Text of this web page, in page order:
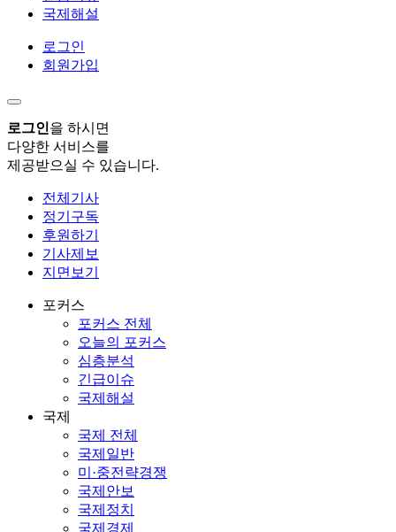
국제해설
로그인
회원가입
로그인을 하시면
다양한 서비스를
제공받으실 수 있습니다.
전체기사
정기구독
후원하기
기사제보
지면보기
포커스
포커스 전체
오늘의 포커스
심층분석
긴급이슈
국제해설
국제
국제 전체
국제일반
미·중전략경쟁
국제안보
국제정치
국제경제